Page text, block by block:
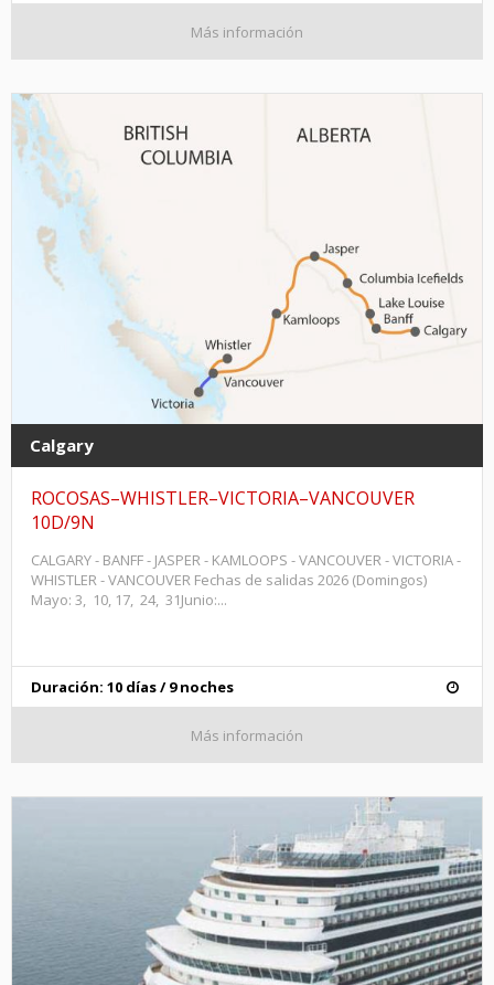
Más información
Calgary
ROCOSAS–WHISTLER–VICTORIA–VANCOUVER
10D/9N
CALGARY - BANFF - JASPER - KAMLOOPS - VANCOUVER - VICTORIA -
WHISTLER - VANCOUVER Fechas de salidas 2026 (Domingos)
Mayo: 3, 10, 17, 24, 31Junio:...
Duración: 10 días / 9 noches
Más información